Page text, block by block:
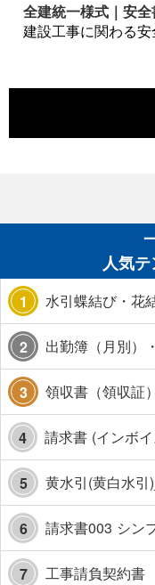
全建統一様式｜安
人気
1 水引蝶結び・花
2 出勤簿（月別）
3 領収書（領収証
4
5 黄水引(黄白水引
6 請求書003 シン
7 工事請負契約書